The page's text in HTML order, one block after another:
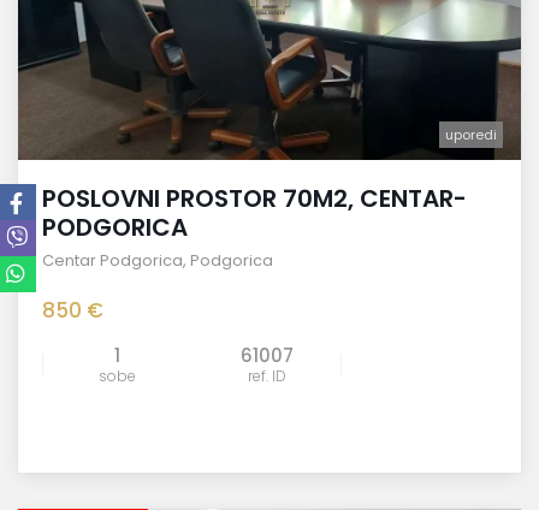
uporedi
POSLOVNI PROSTOR 70M2, CENTAR-
PODGORICA
Centar Podgorica, Podgorica
850 €
1
sobe
61007
ref. ID